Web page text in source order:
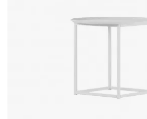
eenvoudig dicht bij een zitmeubel schuift.